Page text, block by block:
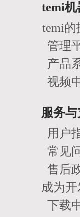
temi机
temi的
管理
产品
视频
服务
用户
常见
售后
成为
下载